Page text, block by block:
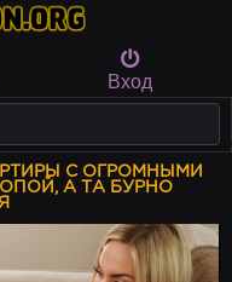
Вход
С ОГРОМНЫМИ
А ТА БУРНО